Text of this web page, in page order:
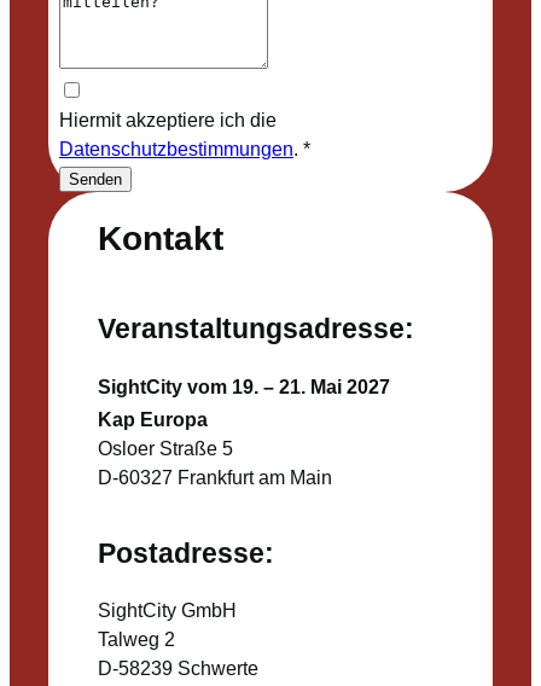
Kontakt
Veranstaltungsadresse:
SightCity vom 19. – 21. Mai 2027
Kap Europa
Osloer Straße 5
D-60327 Frankfurt am Main
Postadresse:
SightCity GmbH
Talweg 2
D-58239 Schwerte
Hiermit akzeptiere ich die
Datenschutzbestimmungen. *
Senden